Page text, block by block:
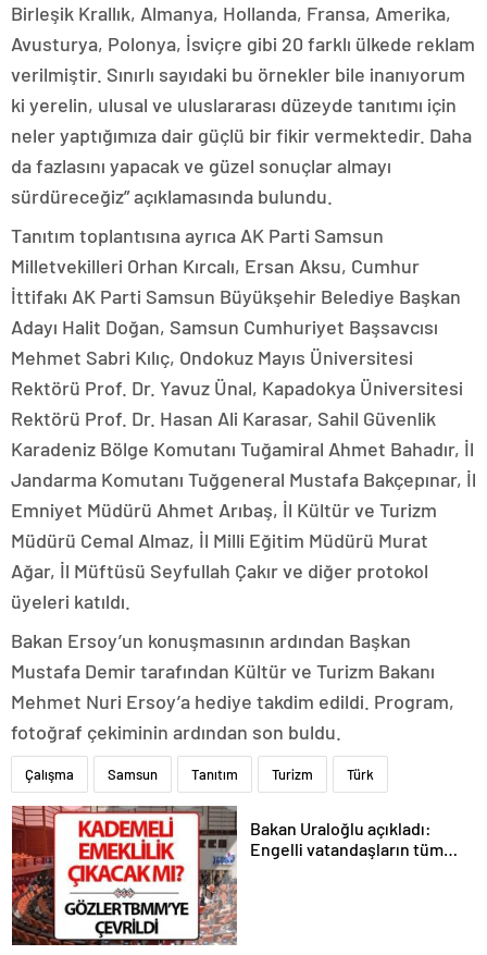
Birleşik Krallık, Almanya, Hollanda, Fransa, Amerika,
Avusturya, Polonya, İsviçre gibi 20 farklı ülkede reklam
verilmiştir. Sınırlı sayıdaki bu örnekler bile inanıyorum
ki yerelin, ulusal ve uluslararası düzeyde tanıtımı için
neler yaptığımıza dair güçlü bir fikir vermektedir. Daha
da fazlasını yapacak ve güzel sonuçlar almayı
sürdüreceğiz” açıklamasında bulundu.
Tanıtım toplantısına ayrıca AK Parti Samsun
Milletvekilleri Orhan Kırcalı, Ersan Aksu, Cumhur
İttifakı AK Parti Samsun Büyükşehir Belediye Başkan
Adayı Halit Doğan, Samsun Cumhuriyet Başsavcısı
Mehmet Sabri Kılıç, Ondokuz Mayıs Üniversitesi
Rektörü Prof. Dr. Yavuz Ünal, Kapadokya Üniversitesi
Rektörü Prof. Dr. Hasan Ali Karasar, Sahil Güvenlik
Karadeniz Bölge Komutanı Tuğamiral Ahmet Bahadır, İl
Jandarma Komutanı Tuğgeneral Mustafa Bakçepınar, İl
Emniyet Müdürü Ahmet Arıbaş, İl Kültür ve Turizm
Müdürü Cemal Almaz, İl Milli Eğitim Müdürü Murat
Ağar, İl Müftüsü Seyfullah Çakır ve diğer protokol
üyeleri katıldı.
Bakan Ersoy’un konuşmasının ardından Başkan
Mustafa Demir tarafından Kültür ve Turizm Bakanı
Mehmet Nuri Ersoy’a hediye takdim edildi. Program,
fotoğraf çekiminin ardından son buldu.
Çalışma Samsun Tanıtım Turizm Türk
Bakan Uraloğlu açıkladı:
Engelli vatandaşların tüm